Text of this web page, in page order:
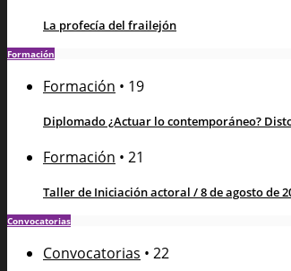
La profecía del frailejón
Formación
Formación • 19
Diplomado ¿Actuar lo contemporáneo?
Formación • 21
Taller de Iniciación actoral / 8 de agosto de
Convocatorias
Convocatorias • 22